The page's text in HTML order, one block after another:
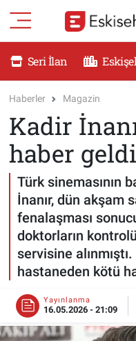
Seri İlan
Haberler Magazin
Kadir
haber
Türk sinemasının
İnanır, dün akşam
fenalaşması
doktorların
servisine
hastaneden kötü
Yayınlanma
16.05.2026 - 21:09
RESMİ İLANLAR
DÜNYA
SAĞLIK
MAGAZİN
KADIN
TEKNOLOJİ
YEMEK
ESKİŞEHİR
Eskişehir Nöbetçi
Eskişehir Namaz
Eskişehir Trafik
Süper Lig Puan
Tüm Manşetler
Son Dakika
Haber Arşivi